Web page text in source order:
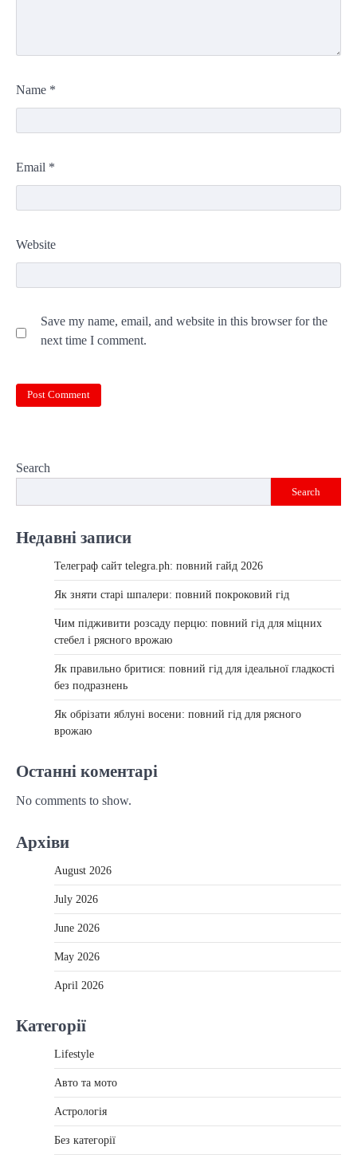
Name *
Email *
Website
Save my name, email, and website in this browser for the
next time I comment.
Search
Search
Недавні записи
Телеграф сайт telegra.ph: повний гайд 2026
Як зняти старі шпалери: повний покроковий гід
Чим підживити розсаду перцю: повний гід для міцних
стебел і рясного врожаю
Як правильно бритися: повний гід для ідеальної гладкості
без подразнень
Як обрізати яблуні восени: повний гід для рясного
врожаю
Останні коментарі
No comments to show.
Архіви
August 2026
July 2026
June 2026
May 2026
April 2026
Категорії
Lifestyle
Авто та мото
Астрологія
Без категорії